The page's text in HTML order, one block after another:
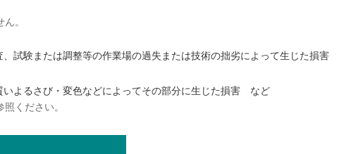
。
試験または調整等の作業場の過失または技術の拙劣によって生じた損害
よるさび・変色などによってその部分に生じた損害 など
ください。